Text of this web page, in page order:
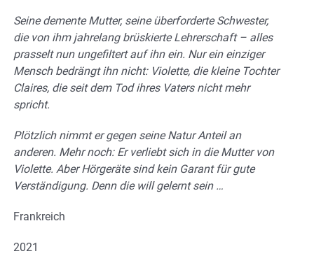
Seine demente Mutter, seine überforderte Schwester,
die von ihm jahrelang brüskierte Lehrerschaft – alles
prasselt nun ungefiltert auf ihn ein. Nur ein einziger
Mensch bedrängt ihn nicht: Violette, die kleine Tochter
Claires, die seit dem Tod ihres Vaters nicht mehr
spricht.
Plötzlich nimmt er gegen seine Natur Anteil an
anderen. Mehr noch: Er verliebt sich in die Mutter von
Violette. Aber Hörgeräte sind kein Garant für gute
Verständigung. Denn die will gelernt sein …
Frankreich
2021